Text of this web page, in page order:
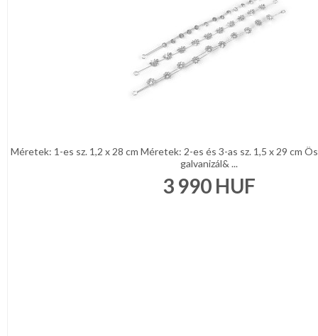
Méretek: 1-es sz. 1,2 x 28 cm Méretek: 2-es és 3-as sz. 1,5 x 29 cm
galvanizál& ...
3 990 HUF